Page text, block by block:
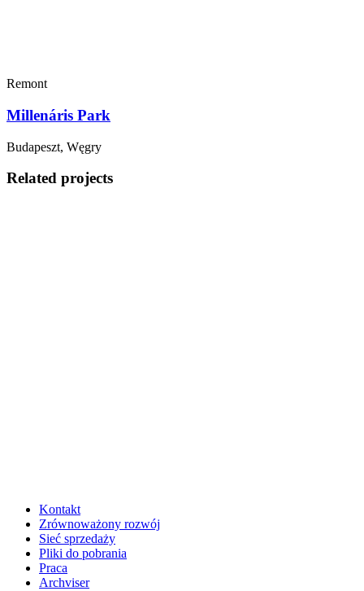
Remont
Millenáris Park
Budapeszt, Węgry
Related projects
Kontakt
Zrównoważony rozwój
Sieć sprzedaży
Pliki do pobrania
Praca
Archviser